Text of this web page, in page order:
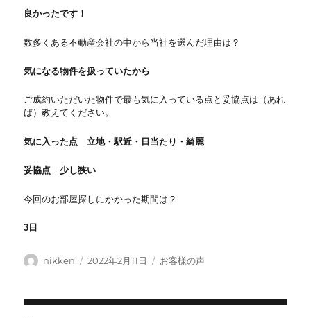
良かったです！
数多くある不動産会社の中から当社を選んだ理由は？
気になる物件を扱っていたから
ご成約いただいた物件で最も気に入っている点と妥協点は（あれ
ば）教えてください。
気に入った点 立地・駅近・日当たり・綺麗
妥協点 少し狭い
今回のお部屋探しにかかった期間は？
3日
投
nikken
投
2022年2月11日
カ
リ
お客様の声